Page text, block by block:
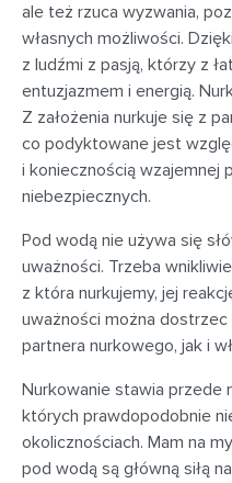
ale też rzuca wyzwania,
własnych możliwości.
z ludźmi z pasją, którzy z
entuzjazmem i energią.
Z założenia nurkuje się z
co podyktowane jest
i koniecznością wzajemnej
niebezpiecznych.
Pod wodą nie używa się
uważności. Trzeba
z która nurkujemy, jej
uważności można
partnera nurkowego, jak i
Nurkowanie stawia przede
których prawdopodobnie
okolicznościach. Mam na
pod wodą są główną siłą